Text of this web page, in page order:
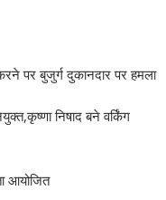
पर बुजुर्ग दुकानदार पर हमला
निषाद बने वर्किंग
आयोजित